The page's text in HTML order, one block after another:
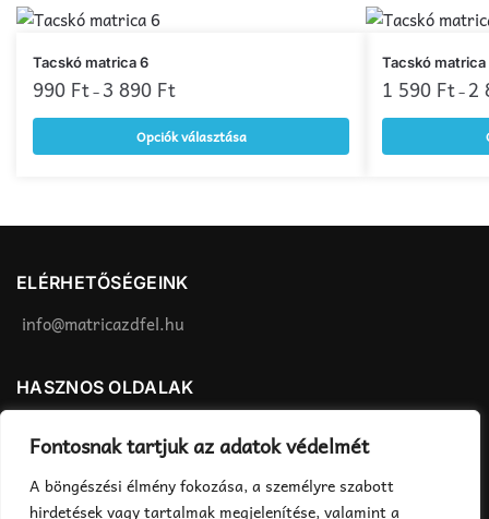
Fontosnak tartjuk az adatok védelmét
A böngészési élmény fokozása, a személyre szabott
hirdetések vagy tartalmak megjelenítése, valamint a
Tacskó matrica 6
990 Ft– 3 890 Ft
Opciók választása
Ennek
a
terméknek
a
termékoldalon
választhatók
Tacskó matrica
1 590 Ft– 2
Ennek
a
terméknek
ELÉRHETŐSÉGEINK
info@matricazdfel.hu
HASZNOS OLDALAK
Fizetés, szállítás